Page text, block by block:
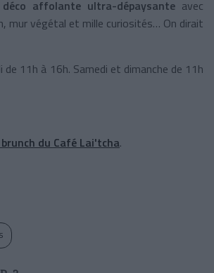
affolante ultra-dépaysanteavec
mur végétal et mille curiosités… On dirait
de 11h à 16h. Samedi et dimanche de 11h
du Café Lai'tcha.